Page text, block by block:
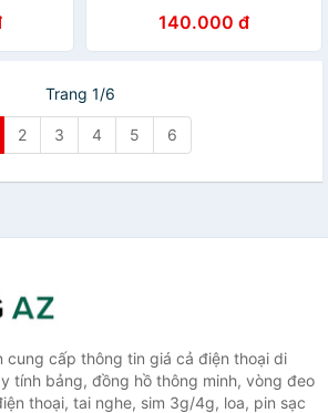
140.000 đ
Trang 1/6
2 3 4 5 6
cung cấp thông tin giá cả điện thoại di
tính bảng, đồng hồ thông minh, vòng đeo
thoại, tai nghe, sim 3g/4g, loa, pin sạc